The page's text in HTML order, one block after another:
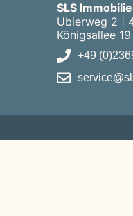
SLS
Ubierweg 2 |
Königsallee
+49